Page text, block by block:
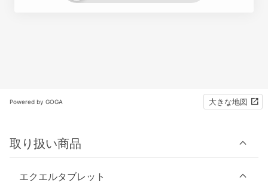
Powered by GOGA 大きな地図
取り扱い商品
エクエルタブレット